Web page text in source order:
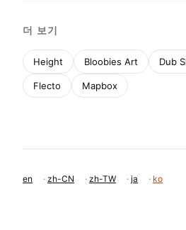
이 감각을 당신의 에이전트에
이 디자인의 기계 판독 가능한 사
모션까지——을 그대로 AI 에이전